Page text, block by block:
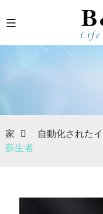
家 自動化された
蘇生者